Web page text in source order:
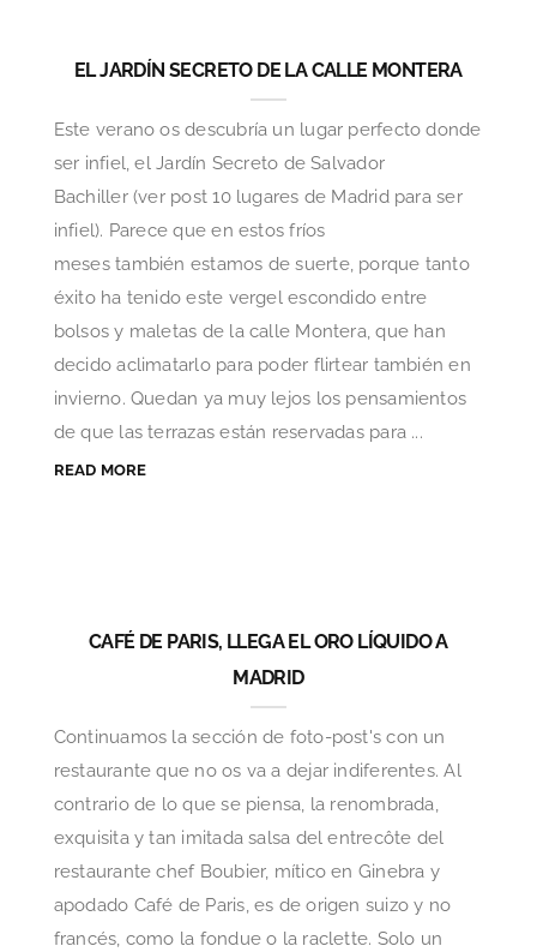
EL JARDÍN SECRETO DE LA CALLE MONTERA
Este verano os descubría un lugar perfecto donde
ser infiel, el Jardín Secreto de Salvador
Bachiller (ver post 10 lugares de Madrid para ser
infiel). Parece que en estos fríos
meses también estamos de suerte, porque tanto
éxito ha tenido este vergel escondido entre
bolsos y maletas de la calle Montera, que han
decido aclimatarlo para poder flirtear también en
invierno. Quedan ya muy lejos los pensamientos
de que las terrazas están reservadas para ...
READ MORE
CAFÉ DE PARIS, LLEGA EL ORO LÍQUIDO A
MADRID
Continuamos la sección de foto-post's con un
restaurante que no os va a dejar indiferentes. Al
contrario de lo que se piensa, la renombrada,
exquisita y tan imitada salsa del entrecôte del
restaurante chef Boubier, mítico en Ginebra y
apodado Café de Paris, es de origen suizo y no
francés, como la fondue o la raclette. Solo un